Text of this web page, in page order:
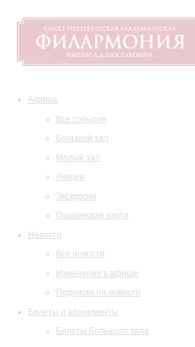
Афиша
Все события
Большой зал
Малый зал
Лекции
Экскурсии
Пушкинская карта
Новости
Все новости
Изменения в афише
Подписка на новости
Билеты и абонементы
Билеты Большого зала